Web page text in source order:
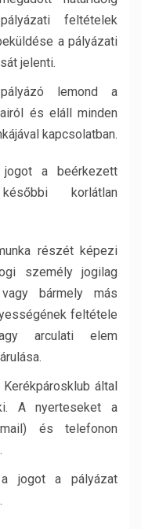
feltételek
a pályázati
jelenti.
lemond a
és eláll minden
kapcsolatban.
a beérkezett
korlátlan
részét képezi
személy jogilag
bármely más
feltétele
arculati elem
által
A nyerteseket a
és telefonon
jogot a pályázat